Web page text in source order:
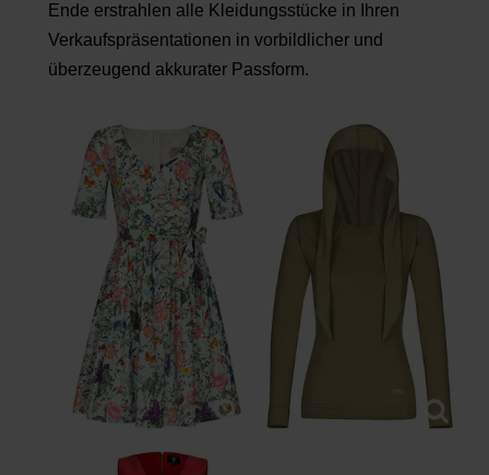
Ende erstrahlen alle Kleidungsstücke in Ihren
Verkaufspräsentationen in vorbildlicher und
überzeugend akkurater Passform.